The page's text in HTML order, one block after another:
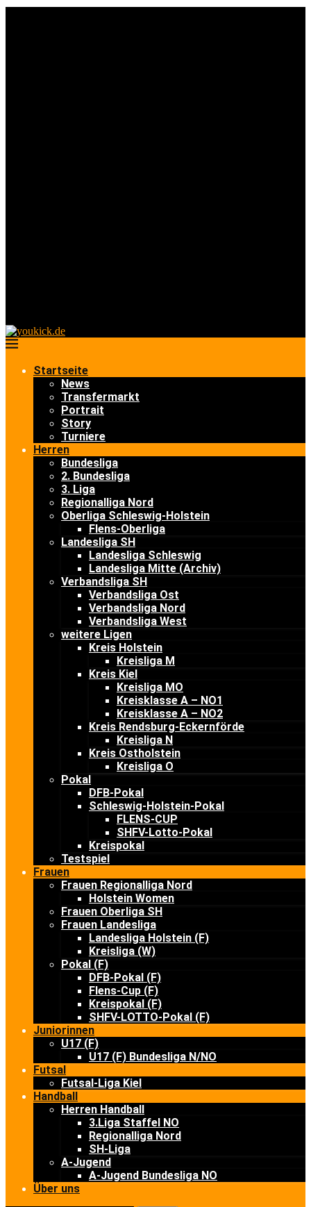
Startseite
News
Transfermarkt
Portrait
Story
Turniere
Herren
Bundesliga
2. Bundesliga
3. Liga
Regionalliga Nord
Oberliga Schleswig-Holstein
Flens-Oberliga
Landesliga SH
Landesliga Schleswig
Landesliga Mitte (Archiv)
Verbandsliga SH
Verbandsliga Ost
Verbandsliga Nord
Verbandsliga West
weitere Ligen
Kreis Holstein
Kreisliga M
Kreis Kiel
Kreisliga MO
Kreisklasse A – NO1
Kreisklasse A – NO2
Kreis Rendsburg-Eckernförde
Kreisliga N
Kreis Ostholstein
Kreisliga O
Pokal
DFB-Pokal
Schleswig-Holstein-Pokal
FLENS-CUP
SHFV-Lotto-Pokal
Kreispokal
Testspiel
Frauen
Frauen Regionalliga Nord
Holstein Women
Frauen Oberliga SH
Frauen Landesliga
Landesliga Holstein (F)
Kreisliga (W)
Pokal (F)
DFB-Pokal (F)
Flens-Cup (F)
Kreispokal (F)
SHFV-LOTTO-Pokal (F)
Juniorinnen
U17 (F)
U17 (F) Bundesliga N/NO
Futsal
Futsal-Liga Kiel
Handball
Herren Handball
3.Liga Staffel NO
Regionalliga Nord
SH-Liga
A-Jugend
A-Jugend Bundesliga NO
Über uns